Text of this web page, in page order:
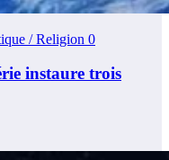
/ Religion 0
instaure trois